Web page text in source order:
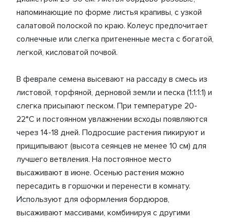
напоминающие по форме листья крапивы, с узкой
салатовой полоской по краю. Колеус предпочитает
солнечные или слегка притененные места с богатой,
легкой, кисловатой почвой.
В феврале семена высевают на рассаду в смесь из
листовой, торфяной, дерновой земли и песка (1:1:1:1) и
слегка присыпают песком. При температуре 20-
22°С и постоянном увлажнении всходы появляются
через 14-18 дней. Подросшие растения пикируют и
прищипывают (высота сеянцев не менее 10 см) для
лучшего ветвления. На постоянное место
высаживают в июне. Осенью растения можно
пересадить в горшочки и перенести в комнату.
Используют для оформления бордюров,
высаживают массивами, комбинируя с другими